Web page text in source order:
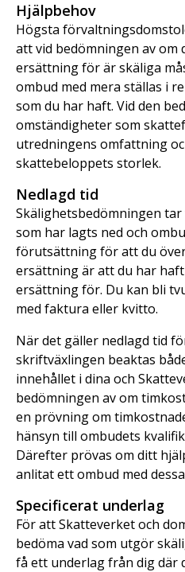
Hjälpbehov
Högsta
att vid bedömningen av om
ersättning för är skäliga
ombud med mera ställas i
som du har haft. Vid den
omständigheter som
utredningens omfattning
skattebeloppets storlek.
Nedlagd tid
Skälighetsbedömningen
som har lagts ned och
förutsättning för att du
ersättning är att du har
ersättning för. Du kan bli
med faktura eller kvitto.
När det gäller nedlagd tid
skriftväxlingen beaktas
innehållet i dina och
bedömningen av om
en prövning om
hänsyn till ombudets
Därefter prövas om ditt
anlitat ett ombud med
Specificerat underlag
För att Skatteverket och
bedöma vad som utgör
få ett underlag från dig där